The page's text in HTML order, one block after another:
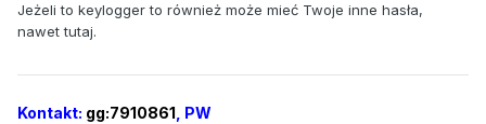
Jeżeli to keylogger to również może mieć Twoje inne hasła,
nawet tutaj.
Kontakt: gg:7910861, PW